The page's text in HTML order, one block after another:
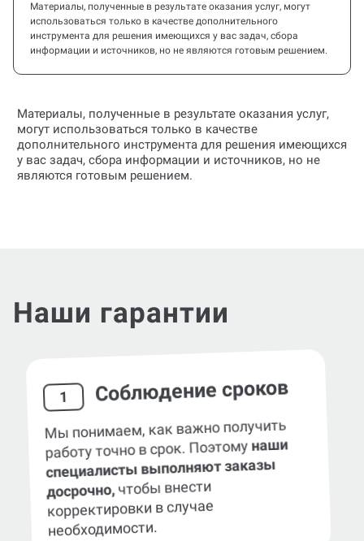
Материалы, полученные в результате оказания услуг, могут
использоваться только в качестве дополнительного
инструмента для решения имеющихся у вас задач, сбора
информации и источников, но не являются готовым решением.
Материалы, полученные в результате оказания услуг,
могут использоваться только в качестве
дополнительного инструмента для решения имеющихся
у вас задач, сбора информации и источников, но не
являются готовым решением.
Наши гарантии
1 Соблюдение сроков
Мы понимаем, как важно получить
работу точно в срок. Поэтому наши
специалисты выполняют заказы
досрочно,чтобы внести
корректировки в случае
необходимости.